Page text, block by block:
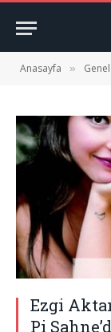
Anasayfa » Genel
Ezgi
Pi